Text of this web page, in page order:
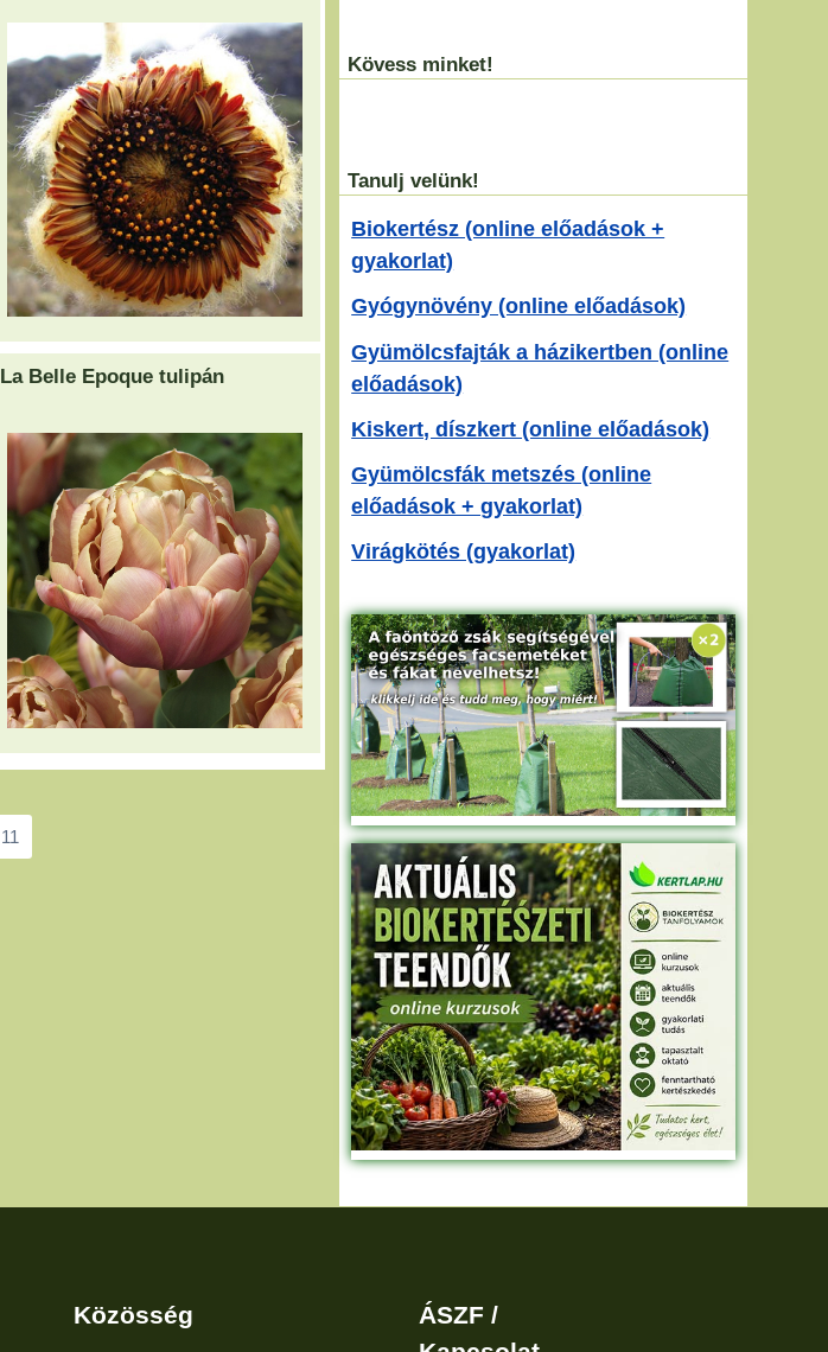
La Belle Epoque tulipán
11
Kövess minket!
Tanulj velünk!
Biokertész (online előadások +
gyakorlat)
Gyógynövény (online előadások)
Gyümölcsfajták a házikertben (online
előadások)
Kiskert, díszkert (online előadások)
Gyümölcsfák metszés (online
előadások + gyakorlat)
Virágkötés (gyakorlat)
Közösség
ÁSZF /